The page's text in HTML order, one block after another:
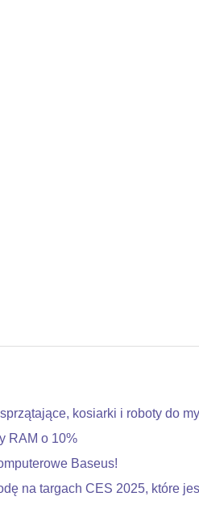
kosiarki i roboty do
RAM o 10%
Baseus!
na targach CES 2025, które